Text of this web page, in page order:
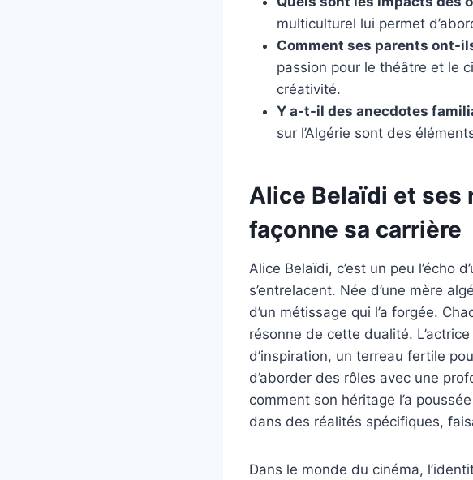
multiculturel lui permet
Comment ses parents ont-
passion pour le théâtre et le
créativité.
Y a-t-il des anecdotes
sur l’Algérie sont des
Alice Belaïdi et ses
façonne sa carrière
Alice Belaïdi, c’est un peu l’écho
s’entrelacent. Née d’une mère
d’un métissage qui l’a forgée.
résonne de cette dualité.
d’inspiration, un terreau fertile
d’aborder des rôles avec une
comment son héritage l’a
dans des réalités spécifiques,
Dans le monde du cinéma,